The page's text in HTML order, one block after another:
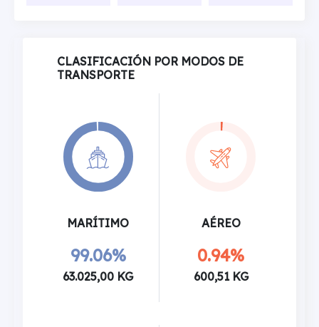
CLASIFICACIÓN POR MODOS DE
TRANSPORTE
MARÍTIMO
99.06%
63.025,00 KG
AÉREO
0.94%
600,51 KG